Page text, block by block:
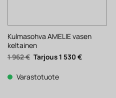
Kulmasohva AMELIE vasen
keltainen
1 962€ Alkuperäinen
hinta
1
962 €.
1 530 €Nykyinen
Varastotuote